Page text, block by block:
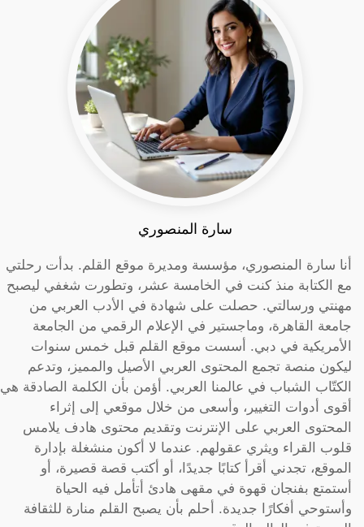
سارة المنصوري
أنا سارة المنصوري، مؤسسة ومديرة موقع القلم. بدأت رحلتي
مع الكتابة منذ كنت في الخامسة عشر، وتطورت شغفي ليصبح
مهنتي ورسالتي. حصلت على شهادة في الأدب العربي من
جامعة القاهرة، وماجستير في الإعلام الرقمي من الجامعة
الأمريكية في دبي. أسست موقع القلم قبل خمس سنوات
ليكون منصة تجمع المحتوى العربي الأصيل والمميز، وتدعم
الكتّاب الشباب في عالمنا العربي. أؤمن بأن الكلمة الصادقة هي
أقوى أدوات التغيير، وأسعى من خلال موقعي إلى إثراء
المحتوى العربي على الإنترنت وتقديم محتوى هادف يلامس
قلوب القراء ويثري عقولهم. عندما لا أكون منشغلة بإدارة
الموقع، تجدني أقرأ كتابًا جديدًا، أو أكتب قصة قصيرة، أو
أستمتع بفنجان قهوة في مقهى هادئ أتأمل فيه الحياة
وأستوحي أفكارًا جديدة. أحلم بأن يصبح القلم منارة للثقافة